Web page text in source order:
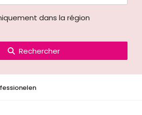
dans la région
Rechercher